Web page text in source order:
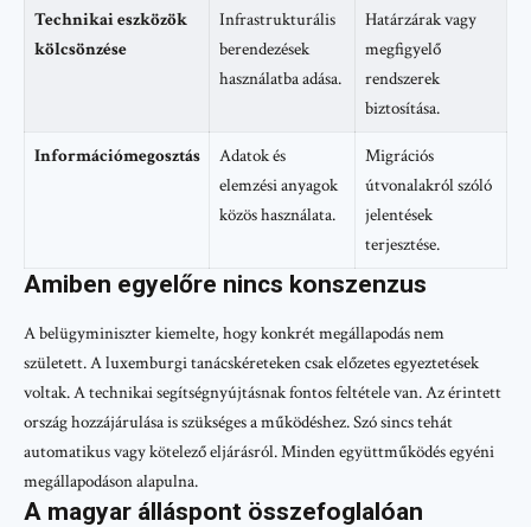
Technikai eszközök
kölcsönzése
Infrastrukturális
berendezések
használatba adása.
Határzárak vagy
megfigyelő
rendszerek
biztosítása.
Információmegosztás
Adatok és
elemzési anyagok
közös használata.
Migrációs
útvonalakról szóló
jelentések
terjesztése.
Amiben egyelőre nincs konszenzus
A belügyminiszter kiemelte, hogy konkrét megállapodás nem
született. A luxemburgi tanácskéreteken csak előzetes egyeztetések
voltak. A technikai segítségnyújtásnak fontos feltétele van. Az érintett
ország hozzájárulása is szükséges a működéshez. Szó sincs tehát
automatikus vagy kötelező eljárásról. Minden együttműködés egyéni
megállapodáson alapulna.
A magyar álláspont összefoglalóan